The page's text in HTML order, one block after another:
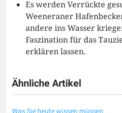
Es werden Verrückte
Weeneraner
andere ins Wasser
Faszination für das
erklären lassen.
Ähnliche Artikel